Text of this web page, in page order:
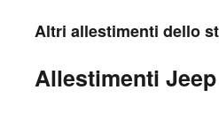
Altri allestimenti dello
Allestimenti